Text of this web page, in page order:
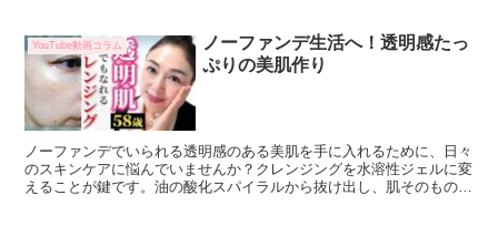
YouTube動画コラム
ノーファンデ生活へ！透明感たっ
ぷりの美肌作り
ノーファンデでいられる透明感のある美肌を手に入れるために、日々
のスキンケアに悩んでいませんか？クレンジングを水溶性ジェルに変
えることが鍵です。油の酸化スパイラルから抜け出し、肌そのものを